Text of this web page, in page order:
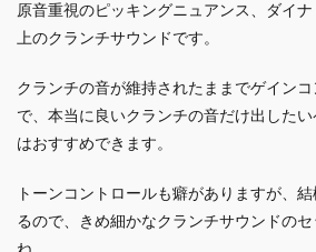
原音重視のピッキングニュアンス、ダイ
上のクランチサウンドです。
クランチの音が維持されたままでゲイン
で、本当に良いクランチの音だけ出した
はおすすめできます。
トーンコントロールも癖がありますが、
るので、きめ細かなクランチサウンドの